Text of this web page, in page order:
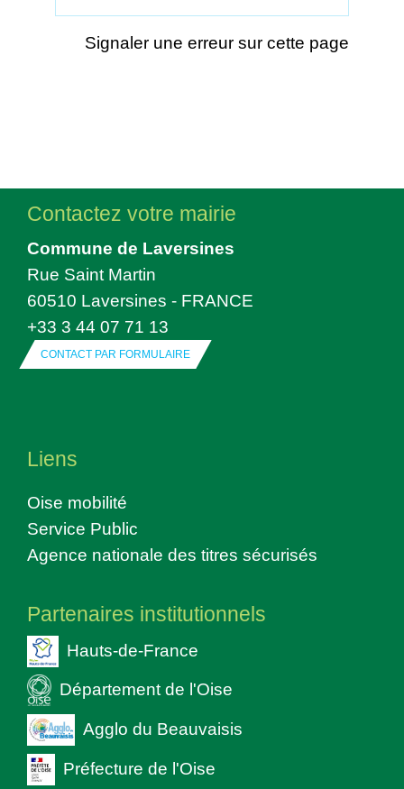
Signaler une erreur sur cette page
Contactez votre mairie
Commune de Laversines
Rue Saint Martin
60510 Laversines - FRANCE
+33 3 44 07 71 13
CONTACT PAR FORMULAIRE
Liens
Oise mobilité
Service Public
Agence nationale des titres sécurisés
Partenaires institutionnels
Hauts-de-France
Département de l'Oise
Agglo du Beauvaisis
Préfecture de l'Oise